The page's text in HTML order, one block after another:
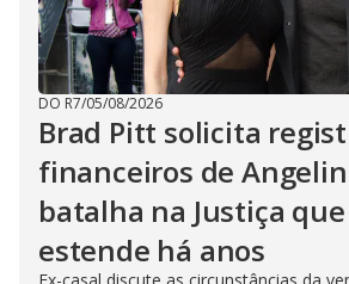
DO R7/05/08/2026
Brad Pitt solicita
financeiros de
batalha na Justiça que
estende há anos